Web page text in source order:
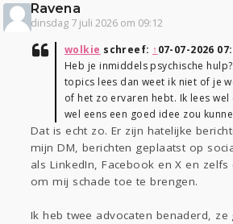
Ravena
dinsdag 7 juli 2026 om 09:12
wolkie schreef: ↑07-07-2026
Heb je inmiddels psychische
topics lees dan weet ik niet of je
of het zo ervaren hebt. Ik lees
wel eens een goed idee zou
Dat is echt zo. Er zijn hatelijke
mijn DM, berichten geplaatst op
als LinkedIn, Facebook en X en
om mij schade toe te brengen.
Ik heb twee advocaten benaderd, ze